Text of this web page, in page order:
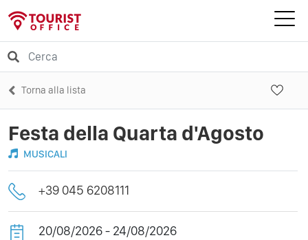
Torna alla lista
Festa della Quarta d'Agosto
MUSICALI
+39 045 6208111
20/08/2026 - 24/08/2026